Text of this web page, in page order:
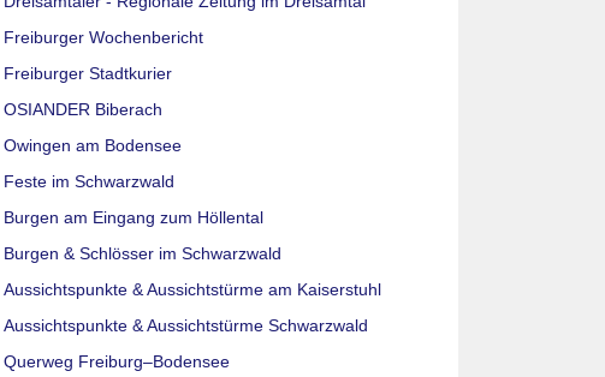
Freiburger Wochenbericht
Freiburger Stadtkurier
OSIANDER Biberach
Owingen am Bodensee
Feste im Schwarzwald
Burgen am Eingang zum Höllental
Burgen & Schlösser im Schwarzwald
Aussichtspunkte & Aussichtstürme am Kaiserstuhl
Aussichtspunkte & Aussichtstürme Schwarzwald
Querweg Freiburg–Bodensee